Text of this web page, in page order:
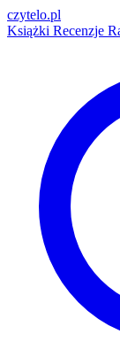
czytelo.pl
Książki Recenzje